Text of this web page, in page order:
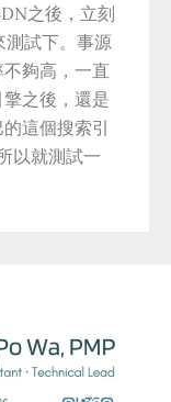
之後，立刻
試下。事源
夠高，一直
之後，還是
這個搜索引
以就測試一